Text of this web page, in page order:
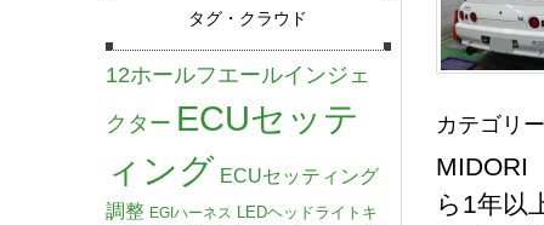
カテゴリ
MIDORI
ら1年以
タグ・クラウド
12ホールフエールインジェ
クター ECUセッテ
ィング ECUセッティング
調整 EGIハーネス LEDヘッドライトキ